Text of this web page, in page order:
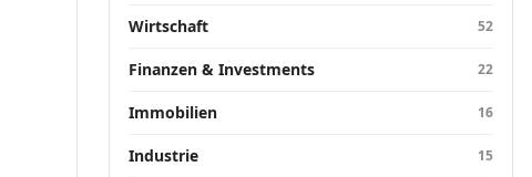
Wirtschaft 52
Finanzen & Investments 22
Immobilien 16
Industrie 15